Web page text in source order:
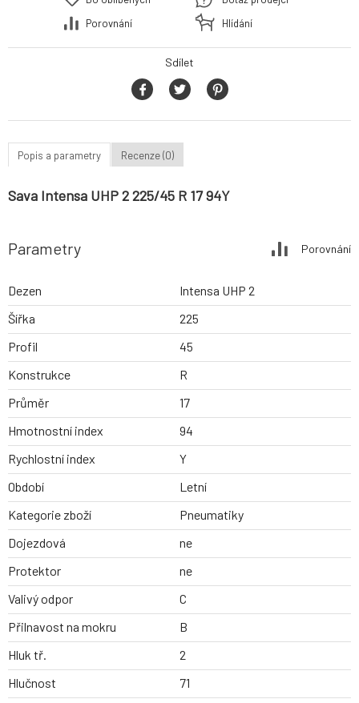
Porovnání
Hlídání
Sdílet
Popis a parametry Recenze (0)
Sava Intensa UHP 2 225/45 R 17 94Y
Parametry Porovnání
Dezen
Intensa UHP 2
Šířka
225
Profil
45
Konstrukce
R
Průměr
17
Hmotnostní index
94
Rychlostní index
Y
Období
Letní
Kategorie zboží
Pneumatiky
Dojezdová
ne
Protektor
ne
Valivý odpor
C
Přilnavost na mokru
B
Hluk tř.
2
Hlučnost
71